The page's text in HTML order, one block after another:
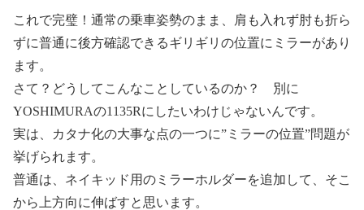
これで完璧！通常の乗車姿勢のまま、肩も入れず肘も折ら
ずに普通に後方確認できるギリギリの位置にミラーがあり
ます。
さて？どうしてこんなことしているのか？ 別に
YOSHIMURAの1135Rにしたいわけじゃないんです。
実は、カタナ化の大事な点の一つに”ミラーの位置”問題が
挙げられます。
普通は、ネイキッド用のミラーホルダーを追加して、そこ
から上方向に伸ばすと思います。